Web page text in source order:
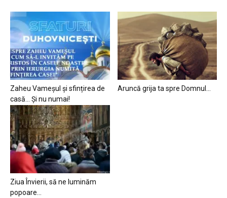
Zaheu Vameșul și sfințirea de
casă… Și nu numai!
Aruncă grija ta spre Domnul…
Ziua Învierii, să ne luminăm
popoare…